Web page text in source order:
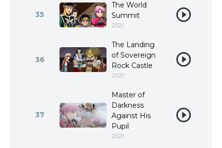
35
The World
Summit
2021
36
The Landing
of Sovereign
Rock Castle
2021
37
Master of
Darkness
Against His
Pupil
2021